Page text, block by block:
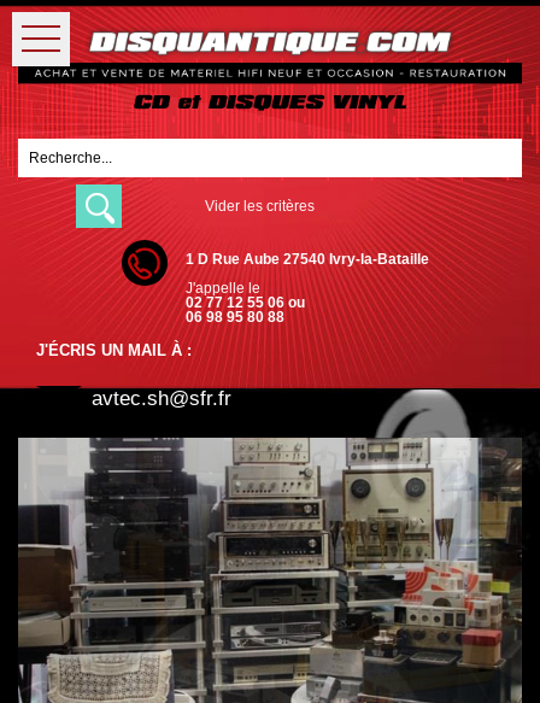
Vider les critères
1 D Rue Aube 27540 Ivry-la-Bataille
J'appelle le
02 77 12 55 06 ou
06 98 95 80 88
J'ÉCRIS UN MAIL À :
avtec.sh@sfr.fr